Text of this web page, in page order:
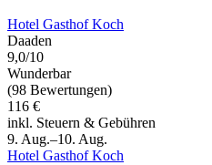
Hotel Gasthof Koch
Daaden
9,0/10
Wunderbar
(98 Bewertungen)
116 €
inkl. Steuern & Gebühren
9. Aug.–10. Aug.
Hotel Gasthof Koch